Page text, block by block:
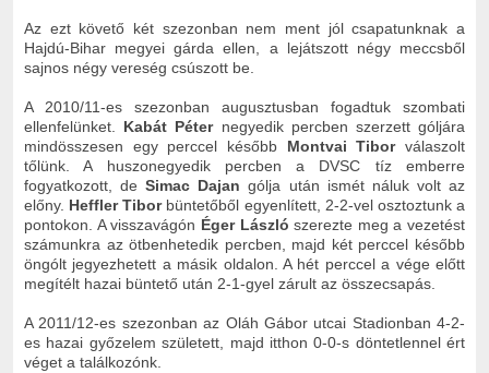
Az ezt követő két szezonban nem ment jól csapatunknak a
Hajdú-Bihar megyei gárda ellen, a lejátszott négy meccsből
sajnos négy vereség csúszott be.
A 2010/11-es szezonban augusztusban fogadtuk szombati
ellenfelünket. Kabát Péternegyedik percben szerzett góljára
mindösszesen egy perccel később Montvai Tiborválaszolt
tőlünk. A huszonegyedik percben a DVSC tíz emberre
fogyatkozott, deSimac Dajan gólja után ismét náluk volt az
előny. Heffler Tiborbüntetőből egyenlített, 2-2-vel osztoztunk a
pontokon. A visszavágón Éger László szerezte meg a vezetést
számunkra az ötbenhetedik percben, majd két perccel később
öngólt jegyezhetett a másik oldalon. A hét perccel a vége előtt
megítélt hazai büntető után 2-1-gyel zárult az összecsapás.
A 2011/12-es szezonban az Oláh Gábor utcai Stadionban 4-2-
es hazai győzelem született, majd itthon 0-0-s döntetlennel ért
véget a találkozónk.